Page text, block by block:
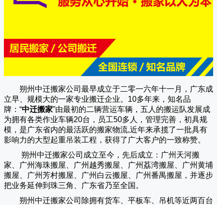
朔州中迁搬家公司 最早成立于二零一六年十一月，广东成
立早、规模大的一家专业搬迁企业。10多年来，知名品
牌：“中迁搬家”由最初的二辆营运车辆，五人的搬运队发展成
为拥有各类作业车辆20台，员工50多人，管理完善，初具规
模，是广东省内的最活跃的搬家物流,近年来承揽了一批具有
影响力的大型起重吊装工程，获得了广大客户的一致称赞。
朔州中迁搬家公司成立至今，先后成立：广州天河搬
家、广州海珠搬屋、广州越秀搬屋、广州荔湾搬屋、广州黄埔
搬屋、广州芳村搬屋、广州白云搬屋、广州番禺搬屋，并逐步
把业务延伸到珠三角、广东省乃至全国。
朔州中迁搬家公司除拥有货车、平板车、吊机等近两百台